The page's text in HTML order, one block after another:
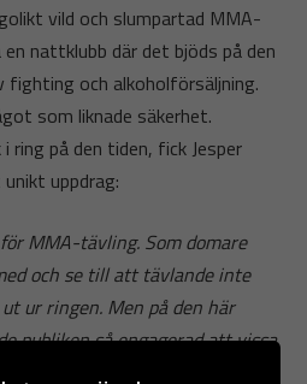
vild och slumpartad MMA-
en nattklubb där det bjöds på den
fighting och alkoholförsäljning.
som liknade säkerhet.
ring på den tiden, fick Jesper
uppdrag:
MMA-tävling. Som domare
och se till att tävlande inte
ur ringen. Men på den här
publiken så engagerad att vissa